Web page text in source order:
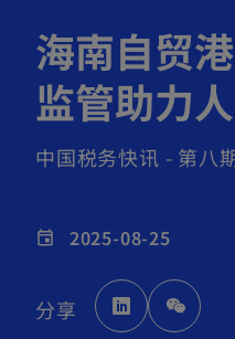
海南自贸
监管助力
中国税务快讯 - 第八
event 2025-08-25
分享
o
p